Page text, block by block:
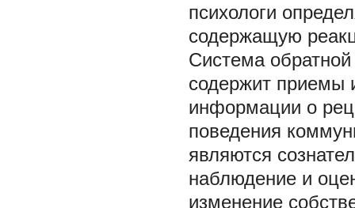
психологи
содержащую
Система
содержит приемы
информации о
поведения
являются
наблюдение и
изменение